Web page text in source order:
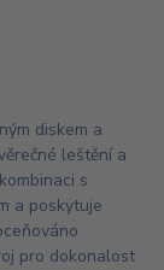
diskem a
leštění a
s
a poskytuje
pro dokonalost